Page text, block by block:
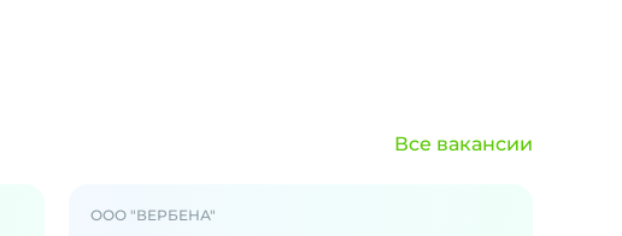
Все вакансии
ООО "ВЕРБЕНА"